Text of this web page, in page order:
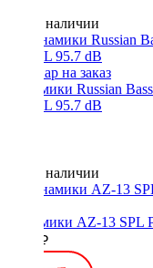
Нет в наличии
Динамики Russian
Гц/SPL 95.7 dB
Нет в наличии
Динамики AZ-13 SPL
5450 ₽